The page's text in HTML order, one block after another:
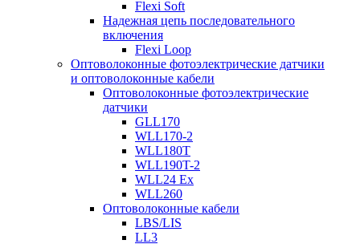
Flexi Soft
Надежная цепь последовательного
включения
Flexi Loop
Оптоволоконные фотоэлектрические датчики
и оптоволоконные кабели
Оптоволоконные фотоэлектрические
датчики
GLL170
WLL170-2
WLL180T
WLL190T-2
WLL24 Ex
WLL260
Оптоволоконные кабели
LBS/LIS
LL3